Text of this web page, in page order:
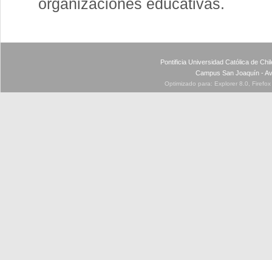
organizaciones educativas.
Pontificia Universidad Católica de
Campus San Joaquín -
Optimizado para: Explorer 8.0,